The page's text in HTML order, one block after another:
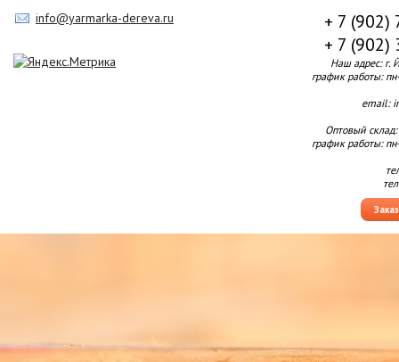
info@yarmarka-dereva.ru
+ 7
+ 7
Наш адрес: г.
график работы:
email:
Оптовый
график работы: